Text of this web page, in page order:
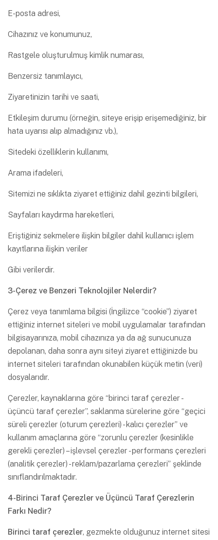
E-posta adresi,
Cihazınız ve konumunuz,
Rastgele oluşturulmuş kimlik numarası,
Benzersiz tanımlayıcı,
Ziyaretinizin tarihi ve saati,
Etkileşim durumu (örneğin, siteye erişip erişemediğiniz, bir
hata uyarısı alıp almadığınız vb.),
Sitedeki özelliklerin kullanımı,
Arama ifadeleri,
Sitemizi ne sıklıkta ziyaret ettiğiniz dahil gezinti bilgileri,
Sayfaları kaydırma hareketleri,
Eriştiğiniz sekmelere ilişkin bilgiler dahil kullanıcı işlem
kayıtlarına ilişkin veriler
Gibi verilerdir.
3-Çerez ve Benzeri Teknolojiler Nelerdir?
Çerez veya tanımlama bilgisi (İngilizce “cookie”) ziyaret
ettiğiniz internet siteleri ve mobil uygulamalar tarafından
bilgisayarınıza, mobil cihazınıza ya da ağ sunucunuza
depolanan, daha sonra aynı siteyi ziyaret ettiğinizde bu
internet siteleri tarafından okunabilen küçük metin (veri)
dosyalarıdır.
Çerezler, kaynaklarına göre “birinci taraf çerezler -
üçüncü taraf çerezler”, saklanma sürelerine göre “geçici
süreli çerezler (oturum çerezleri) - kalıcı çerezler” ve
kullanım amaçlarına göre “zorunlu çerezler (kesinlikle
gerekli çerezler) – işlevsel çerezler - performans çerezleri
(analitik çerezler) - reklam/pazarlama çerezleri” şeklinde
sınıflandırılmaktadır.
4-Birinci Taraf Çerezler ve Üçüncü Taraf Çerezlerin
Farkı Nedir?
Birinci taraf çerezler, gezmekte olduğunuz internet sitesi